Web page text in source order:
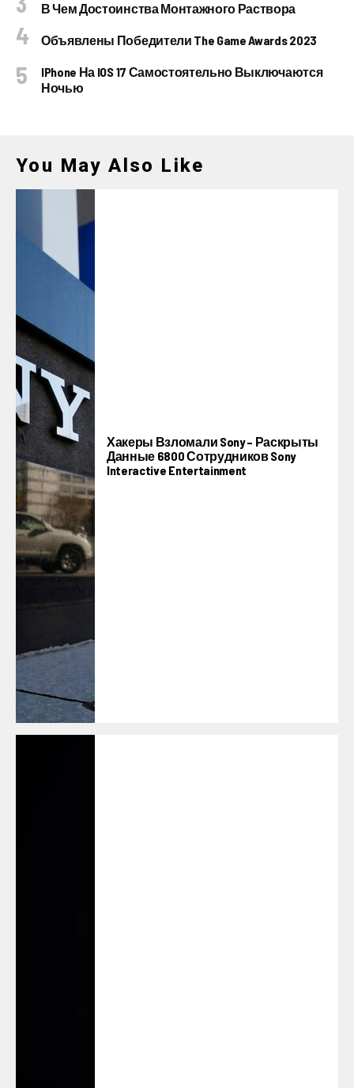
В Чем Достоинства Монтажного Раствора
Объявлены Победители The Game Awards 2023
IPhone На IOS 17 Самостоятельно Выключаются
Ночью
You May Also Like
Хакеры Взломали Sony – Раскрыты
Данные 6800 Сотрудников Sony
Interactive Entertainment